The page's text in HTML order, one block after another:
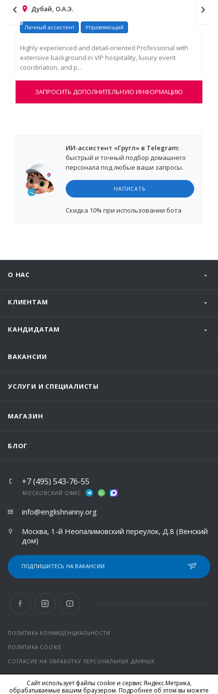
Дубай, О.А.Э.
Личный ассистент Управляющий
Highly experienced and detail-oriented Professional with
extensive background in VIP hospitality, luxury event
coordination, and p...
ЗАПРОСИТЬ ДОПОЛНИТЕЛЬНУЮ ИНФОРМАЦИЮ
ИИ-ассистент «Гругл» в Telegram:
быстрый и точный подбор домашнего
персонала под любые ваши запросы.
НАПИСАТЬ
Cкидка 10% при использовании бота
О НАС
КЛИЕНТАМ
КАНДИДАТАМ
ВАКАНСИИ
УСЛУГИ И СПЕЦИАЛИСТЫ
МАГАЗИН
БЛОГ
+7 (495) 543-76-55
МОСКОВСКИЙ ОФИС
info@englishnanny.org
Москва, 1-й Неопалимовский переулок, Д.8 (Венский
дом)
ПОДПИШИТЕСЬ НА ВАКАНСИИ
ПОЛИТИКА КОНФИДЕНЦИАЛЬНОСТИ
ПОЛИТИКА COOKIE
СОГЛАСИЕ НА ОБРАБОТКУ ПЕРСОНАЛЬНЫХ ДАННЫХ
© 2026 Все права защищены.
Сайт использует файлы cookie и сервис Яндекс.Метрика,
обрабатываемые вашим браузером. Подробнее об этом вы можете